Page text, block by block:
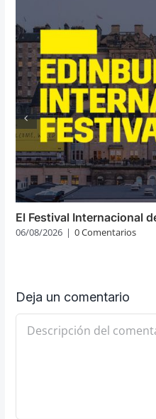
El Festival Internacional
06/08/2026 | 0 Comentarios
Deja un comentario
Comentario